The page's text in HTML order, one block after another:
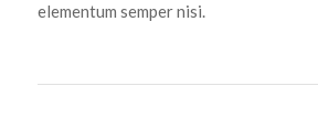
elementum semper nisi.